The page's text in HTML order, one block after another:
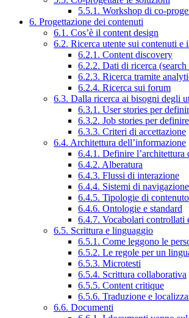
5.5.1. Workshop di co-
6. Progettazione dei contenuti
6.1. Cos’è il content design
6.2. Ricerca utente sui contenuti e
6.2.1. Content discovery
6.2.2. Dati di ricerca
6.2.3. Ricerca tramite
6.2.4. Ricerca sui forum
6.3. Dalla ricerca ai bisogni degli
6.3.1. User stories per
6.3.2. Job stories per
6.3.3. Criteri di accettazione
6.4. Architettura dell’informazione
6.4.1. Definire l’architettura
6.4.2. Alberatura
6.4.3. Flussi di interazione
6.4.4. Sistemi di navigazione
6.4.5. Tipologie di
6.4.6. Ontologie e standard
6.4.7. Vocabolari controllati
6.5. Scrittura e linguaggio
6.5.1. Come leggono le
6.5.2. Le regole per un
6.5.3. Microtesti
6.5.4. Scrittura collaborativa
6.5.5. Content critique
6.5.6. Traduzione e
6.6. Documenti